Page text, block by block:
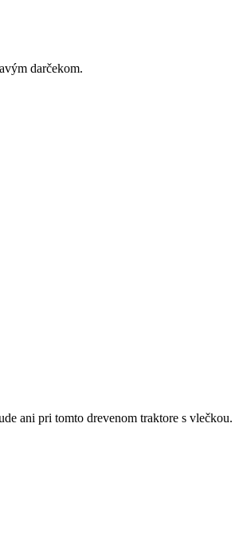
darčekom.
ani pri tomto drevenom traktore s vlečkou.